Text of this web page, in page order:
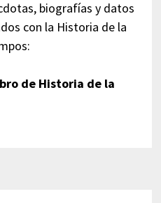
biografías y datos
con la Historia de la
de Historia de la